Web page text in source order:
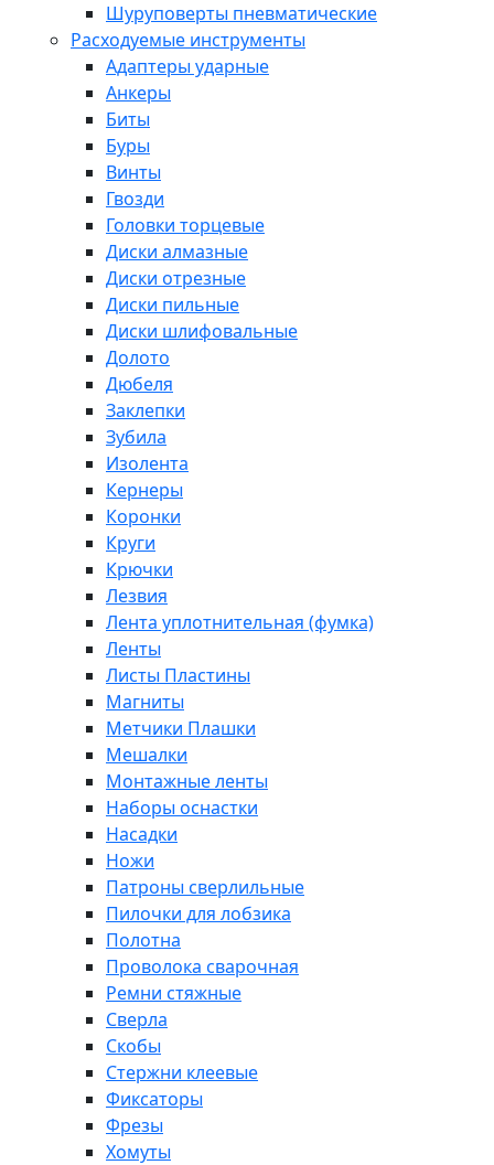
Шуруповерты пневматические
Расходуемые инструменты
Адаптеры ударные
Анкеры
Биты
Буры
Винты
Гвозди
Головки торцевые
Диски алмазные
Диски отрезные
Диски пильные
Диски шлифовальные
Долото
Дюбеля
Заклепки
Зубила
Изолента
Кернеры
Коронки
Круги
Крючки
Лезвия
Лента уплотнительная (фумка)
Ленты
Листы Пластины
Магниты
Метчики Плашки
Мешалки
Монтажные ленты
Наборы оснастки
Насадки
Ножи
Патроны сверлильные
Пилочки для лобзика
Полотна
Проволока сварочная
Ремни стяжные
Сверла
Скобы
Стержни клеевые
Фиксаторы
Фрезы
Хомуты